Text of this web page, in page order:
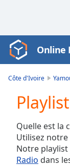
Video
Player
Video
Skip
Backward
Skip
Forward
Online
Côte d'Ivoire
Quelle est la
Utilisez
Notre
Radio dans